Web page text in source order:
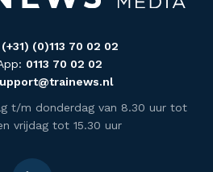
(+31) (0)113 70 02 02
0113 70 02 02
t/m donderdag van 8.30 uur tot
vrijdag tot 15.30 uur